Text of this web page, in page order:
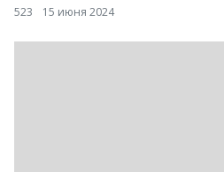
523 15 июня 2024